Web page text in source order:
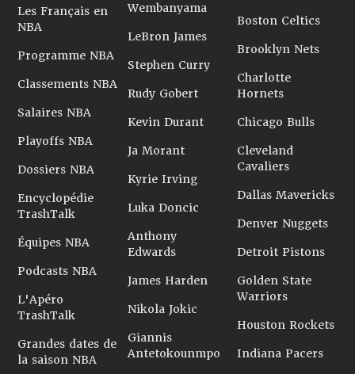
Les Français en
NBA
Programme NBA
Classements NBA
Salaires NBA
Playoffs NBA
Dossiers NBA
Encyclopédie
TrashTalk
Équipes NBA
Podcasts NBA
L'Apéro
TrashTalk
Grandes dates de
la saison NBA
Wembanyama
LeBron James
Stephen Curry
Rudy Gobert
Kevin Durant
Ja Morant
Kyrie Irving
Luka Doncic
Anthony
Edwards
James Harden
Nikola Jokic
Giannis
Antetokounmpo
Boston Celtics
Brooklyn Nets
Charlotte
Hornets
Chicago Bulls
Cleveland
Cavaliers
Dallas Mavericks
Denver Nuggets
Detroit Pistons
Golden State
Warriors
Houston Rockets
Indiana Pacers